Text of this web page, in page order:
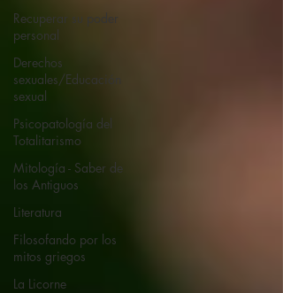
Recuperar su poder
personal
Derechos
sexuales/Educación
sexual
Psicopatología del
Totalitarismo
Mitología - Saber de
los Antiguos
Literatura
Filosofando por los
mitos griegos
La Licorne